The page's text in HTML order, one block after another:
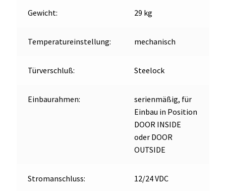
Gewicht: 29 kg
Temperatureinstellung: mechanisch
Türverschluß: Steelock
Einbaurahmen:
serienmäßig, für
Einbau in Position
DOOR INSIDE
oder DOOR
OUTSIDE
Stromanschluss: 12/24 VDC